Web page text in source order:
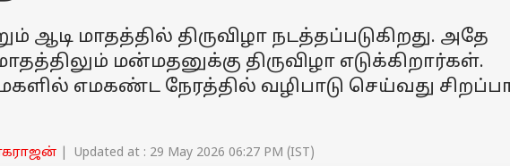
ஆடி மாதத்தில் திருவிழா நடத்தப்படுகிறது. அதே
மன்மதனுக்கு திருவிழா எடுக்கிறார்கள்.
எமகண்ட நேரத்தில் வழிபாடு செய்வது
| Updated at : 29 May 2026 06:27 PM (IST)